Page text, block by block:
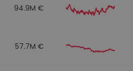
94.9M €
57.7M €